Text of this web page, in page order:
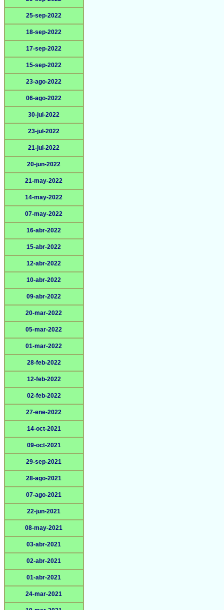
25-sep-2022
18-sep-2022
17-sep-2022
15-sep-2022
23-ago-2022
06-ago-2022
30-jul-2022
23-jul-2022
21-jul-2022
20-jun-2022
21-may-2022
14-may-2022
07-may-2022
16-abr-2022
15-abr-2022
12-abr-2022
10-abr-2022
09-abr-2022
20-mar-2022
05-mar-2022
01-mar-2022
28-feb-2022
12-feb-2022
02-feb-2022
27-ene-2022
14-oct-2021
09-oct-2021
29-sep-2021
28-ago-2021
07-ago-2021
22-jun-2021
08-may-2021
03-abr-2021
02-abr-2021
01-abr-2021
24-mar-2021